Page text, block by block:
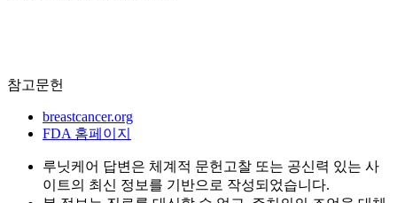
참고문헌
breastcancer.org
FDA 홈페이지
루닛케어 답변은 체계적 문헌고찰 또는 공신력 있는 사
이트의 최신 정보를 기반으로 작성되었습니다.